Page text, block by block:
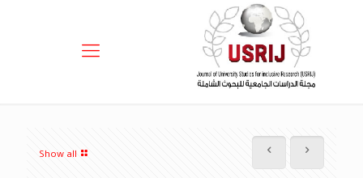
Show all